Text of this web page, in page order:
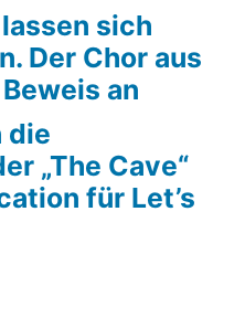
sich
Der Chor aus
an
die
„The Cave“
für Let’s